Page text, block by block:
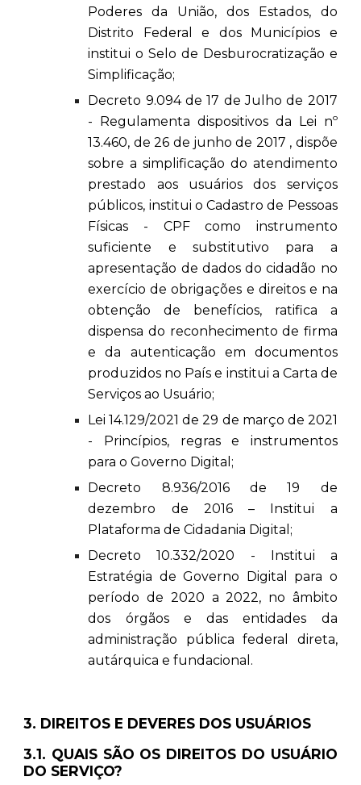
Poderes da União, dos Estados, do
Distrito Federal e dos Municípios e
institui o Selo de Desburocratização e
Simplificação;
Decreto 9.094 de 17 de Julho de 2017
- Regulamenta dispositivos da Lei nº
13.460, de 26 de junho de 2017 , dispõe
sobre a simplificação do atendimento
prestado aos usuários dos serviços
públicos, institui o Cadastro de Pessoas
Físicas - CPF como instrumento
suficiente e substitutivo para a
apresentação de dados do cidadão no
exercício de obrigações e direitos e na
obtenção de benefícios, ratifica a
dispensa do reconhecimento de firma
e da autenticação em documentos
produzidos no País e institui a Carta de
Serviços ao Usuário;
Lei 14.129/2021 de 29 de março de 2021
- Princípios, regras e instrumentos
para o Governo Digital;
Decreto 8.936/2016 de 19 de
dezembro de 2016 – Institui a
Plataforma de Cidadania Digital;
Decreto 10.332/2020 - Institui a
Estratégia de Governo Digital para o
período de 2020 a 2022, no âmbito
dos órgãos e das entidades da
administração pública federal direta,
autárquica e fundacional.
3. DIREITOS E DEVERES DOS USUÁRIOS
3.1. QUAIS SÃO OS DIREITOS DO USUÁRIO
DO SERVIÇO?